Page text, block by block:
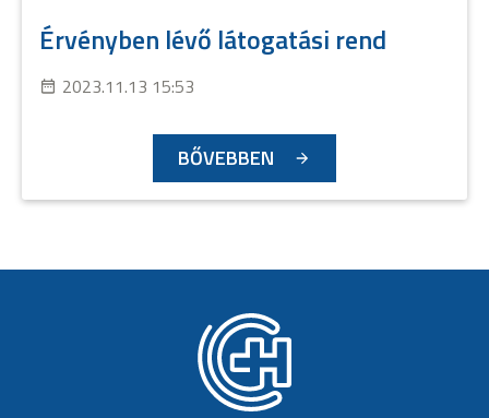
Érvényben lévő látogatási rend
2023.11.13 15:53
BŐVEBBEN